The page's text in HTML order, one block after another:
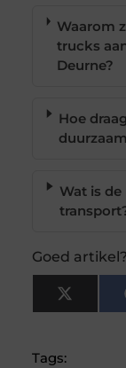
Waarom
trucks
Deurne?
Hoe
Wat is
Goed
X
Tags: